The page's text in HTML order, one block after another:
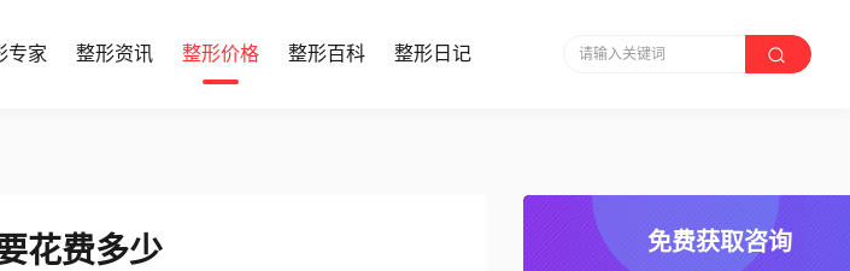
专家 整形资讯 整形价格 整形百科 整形日记 请输入关键词
花费多少 免费获取咨询